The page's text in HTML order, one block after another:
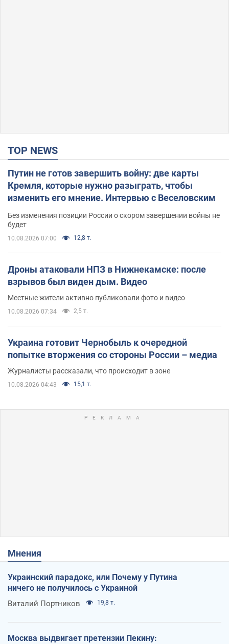
TOP NEWS
Путин не готов завершить войну: две карты
Кремля, которые нужно разыграть, чтобы
изменить его мнение. Интервью с Веселовским
Без изменения позиции России о скором завершении войны не
будет
10.08.2026 07:00 12,8 т.
Дроны атаковали НПЗ в Нижнекамске: после
взрывов был виден дым. Видео
Местные жители активно публиковали фото и видео
10.08.2026 07:34 2,5 т.
Украина готовит Чернобыль к очередной
попытке вторжения со стороны России – медиа
Журналисты рассказали, что происходит в зоне
10.08.2026 04:43 15,1 т.
Мнения
Украинский парадокс, или Почему у Путина
ничего не получилось с Украиной
Виталий Портников 19,8 т.
Москва выдвигает претензии Пекину: